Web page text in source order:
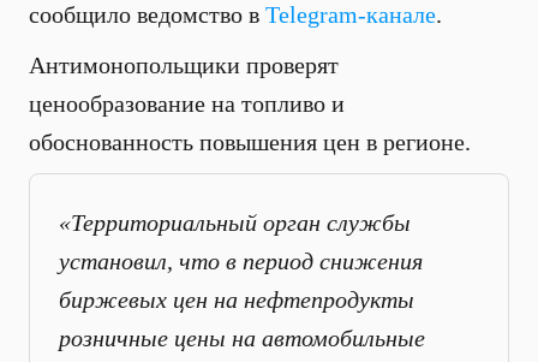
сообщило ведомство в Telegram-канале.
Антимонопольщики проверят
ценообразование на топливо и
обоснованность повышения цен в регионе.
«Территориальный орган службы
установил, что в период снижения
биржевых цен на нефтепродукты
розничные цены на автомобильные